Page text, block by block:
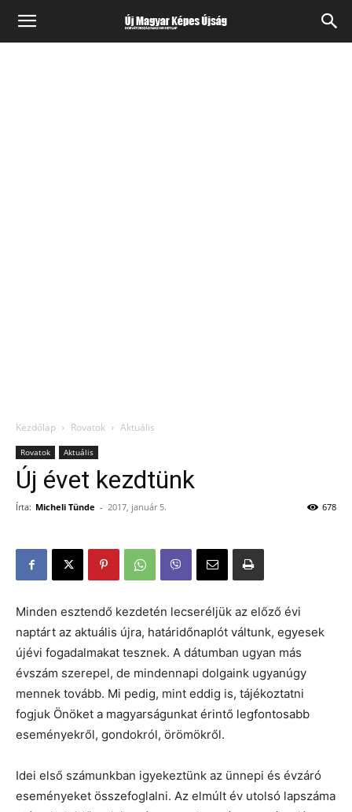
Kezdőlap Rovatok Aktuális
Rovatok Aktuális
Új évet kezdtünk
Írta: Micheli Tünde - 2017, január 5. 678
Minden esztendő kezdetén lecseréljük az előző évi
naptárt az aktuális újra, határidőnaplót váltunk, egyesek
újévi fogadalmakat tesznek. A dátumban ugyan más
évszám szerepel, de mindennapi dolgaink ugyanúgy
mennek tovább. Mi pedig, mint eddig is, tájékoztatni
fogjuk Önöket a magyarságunkat érintő legfontosabb
eseményekről, gondokról, örömökről.
Idei első számunkban igyekeztünk az ünnepi és évzáró
eseményeket összefoglalni. Az elmúlt év utolsó lapszáma